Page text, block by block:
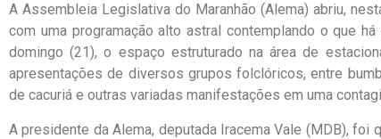
A Assembleia Legislativa do Maranhão (Alema) abriu,
com uma programação alto astral contemplando o que
domingo (21), o espaço estruturado na área de
apresentações de diversos grupos folclóricos, entre
de cacuriá e outras variadas manifestações em uma
A presidente da Alema, deputada Iracema Vale (MDB),